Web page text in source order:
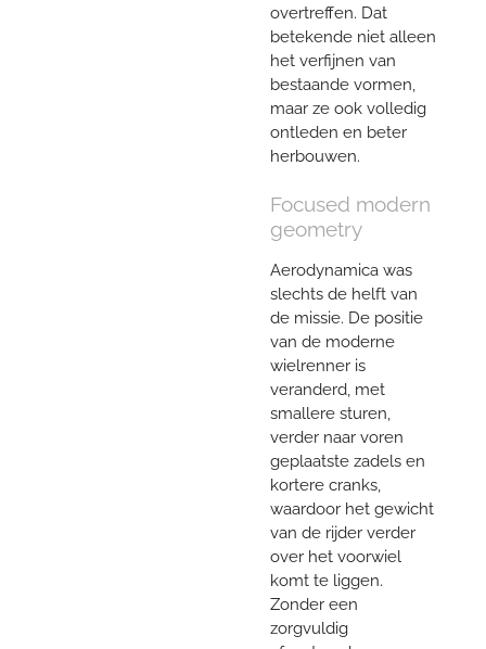
overtreffen. Dat
betekende niet alleen
het verfijnen van
bestaande vormen,
maar ze ook volledig
ontleden en beter
herbouwen.
Focused modern
geometry
Aerodynamica was
slechts de helft van
de missie. De positie
van de moderne
wielrenner is
veranderd, met
smallere sturen,
verder naar voren
geplaatste zadels en
kortere cranks,
waardoor het gewicht
van de rijder verder
over het voorwiel
komt te liggen.
Zonder een
zorgvuldig